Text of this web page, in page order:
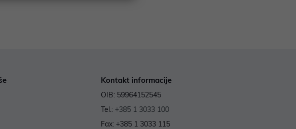
Kontakt informacije
OIB: 59964152545
Tel.: +385 1 3033 100
Fax: +385 1 3033 115